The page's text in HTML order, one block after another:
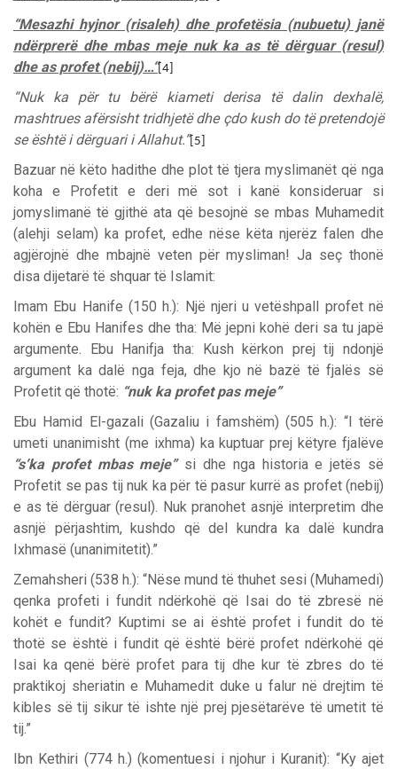
“Mesazhi hyjnor (risaleh) dhe profetësia (nubuetu) janë
ndërprerë dhe mbas meje nuk ka as të dërguar (resul)
dhe as profet (nebij)…“[4]
“Nuk ka për tu bërë kiameti derisa të dalin dexhalë,
mashtrues afërsisht tridhjetë dhe çdo kush do të pretendojë
se është i dërguari i Allahut.”[5]
Bazuar në këto hadithe dhe plot të tjera myslimanët që nga
koha e Profetit e deri më sot i kanë konsideruar si
jomyslimanë të gjithë ata që besojnë se mbas Muhamedit
(alehji selam) ka profet, edhe nëse këta njerëz falen dhe
agjërojnë dhe mbajnë veten për mysliman! Ja seç thonë
disa dijetarë të shquar të Islamit:
Imam Ebu Hanife (150 h.): Një njeri u vetëshpall profet në
kohën e Ebu Hanifes dhe tha: Më jepni kohë deri sa tu japë
argumente. Ebu Hanifja tha: Kush kërkon prej tij ndonjë
argument ka dalë nga feja, dhe kjo në bazë të fjalës së
Profetit që thotë: “nuk ka profet pas meje”
Ebu Hamid El-gazali (Gazaliu i famshëm) (505 h.): “I tërë
umeti unanimisht (me ixhma) ka kuptuar prej këtyre fjalëve
“s’ka profet mbas meje”si dhe nga historia e jetës së
Profetit se pas tij nuk ka për të pasur kurrë as profet (nebij)
e as të dërguar (resul). Nuk pranohet asnjë interpretim dhe
asnjë përjashtim, kushdo që del kundra ka dalë kundra
Ixhmasë (unanimitetit).”
Zemahsheri (538 h.): “Nëse mund të thuhet sesi (Muhamedi)
qenka profeti i fundit ndërkohë që Isai do të zbresë në
kohët e fundit? Kuptimi se ai është profet i fundit do të
thotë se është i fundit që është bërë profet ndërkohë që
Isai ka qenë bërë profet para tij dhe kur të zbres do të
praktikoj sheriatin e Muhamedit duke u falur në drejtim të
kibles së tij sikur të ishte një prej pjesëtarëve të umetit të
tij.”
Ibn Kethiri (774 h.) (komentuesi i njohur i Kuranit): “Ky ajet